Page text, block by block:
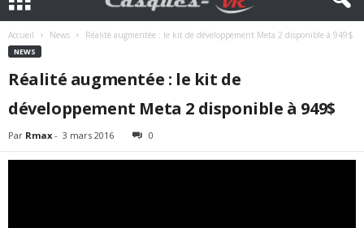
Accueil News Réalité augmentée : le kit de développement Meta 2 disponible à 949$
NEWS
Réalité augmentée : le kit de
développement Meta 2 disponible à 949$
Par Rmax - 3 mars 2016 0